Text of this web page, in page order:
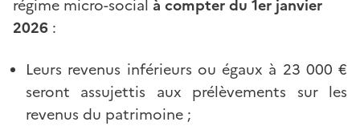
régime micro-social à compter du 1er janvier
2026 :
Leurs revenus inférieurs ou égaux à 23 000 €
seront assujettis aux prélèvements sur les
revenus du patrimoine ;